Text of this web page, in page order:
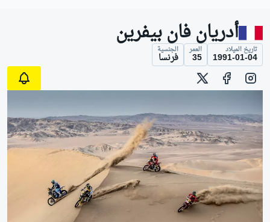
أدريان فان بيفرين
تاريخ الميلاد
1991-01-04
العمر
35
الجنسية
فرنسا